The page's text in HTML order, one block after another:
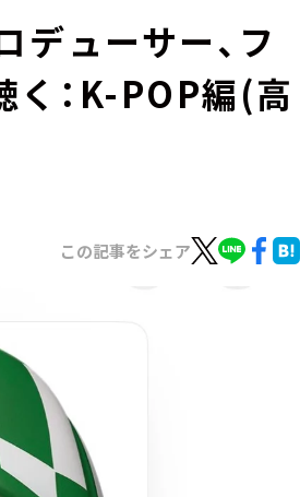
デューサー、フ
く：K-POP編(高
この記事をシェア